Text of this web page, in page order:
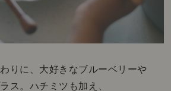
りに、大好きなブルーベリーや
ス。ハチミツも加え、